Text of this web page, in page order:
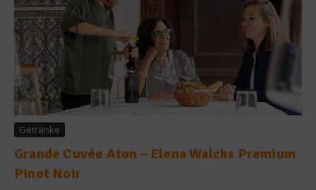
Getränke
Grande Cuvée Aton – Elena Walchs Premium
Pinot Noir